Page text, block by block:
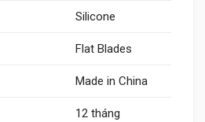
Silicone
Flat Blades
Made in China
12 tháng